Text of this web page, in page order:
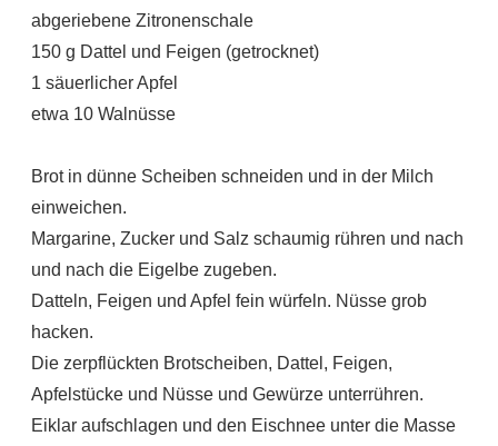
abgeriebene Zitronenschale
150 g Dattel und Feigen (getrocknet)
1 säuerlicher Apfel
etwa 10 Walnüsse
Brot in dünne Scheiben schneiden und in der Milch
einweichen.
Margarine, Zucker und Salz schaumig rühren und nach
und nach die Eigelbe zugeben.
Datteln, Feigen und Apfel fein würfeln. Nüsse grob
hacken.
Die zerpflückten Brotscheiben, Dattel, Feigen,
Apfelstücke und Nüsse und Gewürze unterrühren.
Eiklar aufschlagen und den Eischnee unter die Masse